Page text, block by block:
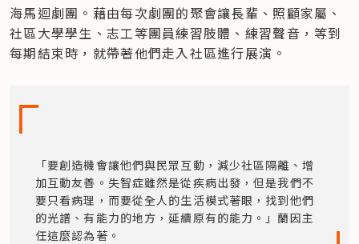
海馬迴劇團。藉由每次劇團的聚會讓長輩、照顧家屬、
社區大學學生、志工等團員練習肢體、練習聲音，等到
每期結束時，就帶著他們走入社區進行展演。
「要創造機會讓他們與民眾互動，減少社區隔離、增
加互動友善。失智症雖然是從疾病出發，但是我們不
要只看病理，而要從全人的生活模式著眼，找到他們
的光譜、有能力的地方，延續原有的能力。」蘭因主
任這麼認為著。